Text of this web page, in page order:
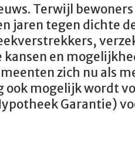
Terwijl
jaren tegen dichte
en
zich nu als
mogelijk wordt
Garantie)